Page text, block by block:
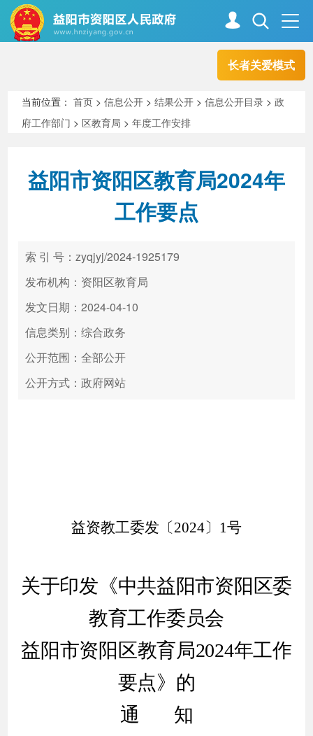
长者关爱模式
走进资阳
新闻中心 解读回应
政务服务
高效办成一件事
当前位置：首页 >信息公开 >结果公开 >信息公开目录 >政
府工作部门 > 区教育局 >年度工作安排
益阳市资阳区教育局2024年
工作要点
索 引 号：zyqjyj/2024-1925179
发布机构：资阳区教育局
发文日期：2024-04-10
信息类别：综合政务
公开范围：全部公开
公开方式：政府网站
益资教工委发〔2024〕 1号
关于印发《中共益阳市资阳区委
教育工作委员会
益阳市资阳区教育局2024年工作
要点》的
通
知